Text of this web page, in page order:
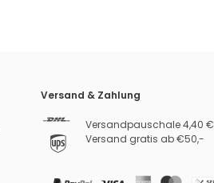
Versand & Zahlung
Versandpauschale 4,40 €
Versand gratis ab €50,-